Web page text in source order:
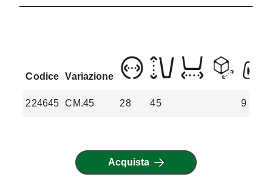
Codice Variazione
224645 CM.45 28 45 9
Acquista